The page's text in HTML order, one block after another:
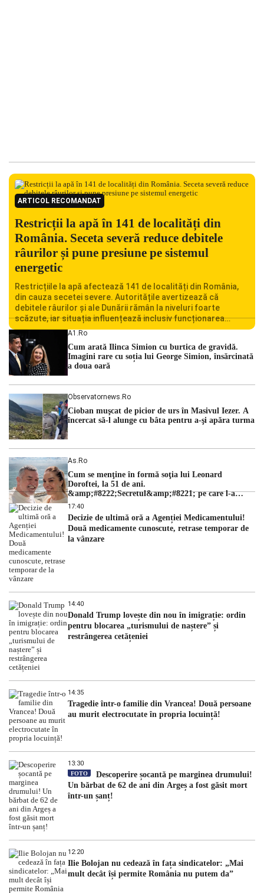
ARTICOL RECOMANDAT
Restricții la apă în 141 de localități din
România. Seceta severă reduce debitele
râurilor și pune presiune pe sistemul
energetic
Restricțiile la apă afectează 141 de localități din România,
din cauza secetei severe. Autoritățile avertizează că
debitele râurilor și ale Dunării rămân la niveluri foarte
scăzute, iar situația influențează inclusiv funcționarea
Centralei Nucleare de la Cernavodă. România se confruntă
cu una dintre cele mai dificile perioade din punct de vedere
hidrologic din ultimii ani. Lipsa […]
A1.ro
Cum arată Ilinca Simion cu burtica de gravidă.
Imagini rare cu soția lui George Simion, însărcinată
a doua oară
Observatornews.ro
Cioban muşcat de picior de urs în Masivul Iezer. A
încercat să-l alunge cu bâta pentru a-şi apăra turma
As.ro
Cum se menţine în formă soţia lui Leonard
Doroftei, la 51 de ani.
&amp;#8222;Secretul&amp;#8221; pe care l-a
dezvăluit
17:40
Decizie de ultimă oră a Agenției Medicamentului!
Două medicamente cunoscute, retrase temporar de
la vânzare
14:40
Donald Trump lovește din nou în imigrație: ordin
pentru blocarea „turismului de naștere” și
restrângerea cetățeniei
14:35
Tragedie într-o familie din Vrancea! Două persoane
au murit electrocutate în propria locuință!
13:30
FOTO
Descoperire șocantă pe marginea drumului!
Un bărbat de 62 de ani din Argeș a fost găsit mort
într-un șanț!
12:20
Ilie Bolojan nu cedează în fața sindicatelor: „Mai
mult decât își permite România nu putem da”